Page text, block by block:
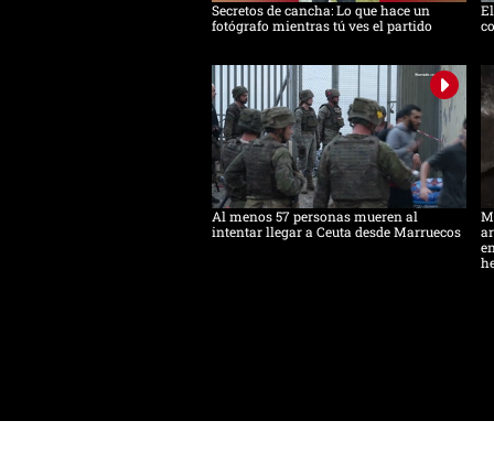
Secretos de cancha: Lo que hace un
fotógrafo mientras tú ves el partido
Al menos 57 personas mueren al
intentar llegar a Ceuta desde Marruecos